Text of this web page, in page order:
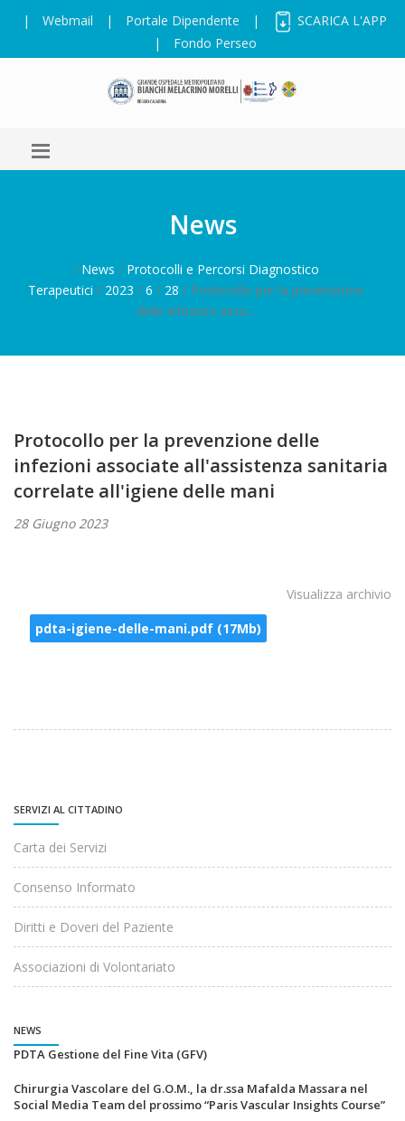
| Webmail | Portale Dipendente |
SCARICA L'APP
|
Fondo Perseo
News
/ News / Protocolli e Percorsi Diagnostico
Terapeutici / 2023 / 6 / 28 / Protocollo per la prevenzione
delle infezioni asso...
Protocollo per la prevenzione delle
infezioni associate all'assistenza sanitaria
correlate all'igiene delle mani
28 Giugno 2023
Visualizza archivio
pdta-igiene-delle-mani.pdf (17Mb)
SERVIZI AL CITTADINO
Carta dei Servizi
Consenso Informato
Diritti e Doveri del Paziente
Associazioni di Volontariato
NEWS
PDTA Gestione del Fine Vita (GFV)
Chirurgia Vascolare del G.O.M., la dr.ssa Mafalda Massara nel
Social Media Team del prossimo “Paris Vascular Insights Course”